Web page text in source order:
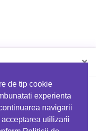
de tip cookie
experienta
navigarii
utilizarii
×
folosind codul